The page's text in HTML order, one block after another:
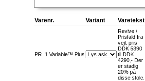
Varenr. Variant Varetekst
PR. 1 Variable™ Plus
Revive /
Prisfald fra
vejl. pris
DDK 5390
til DDK
4290,- Der
er stadig
20% på
disse stole.